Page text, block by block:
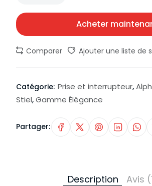
Acheter
Comparer Ajouter une liste de
Catégorie: Prise et interrupteur,
Stiel, Gamme Élégance
Partager:
Description Avis